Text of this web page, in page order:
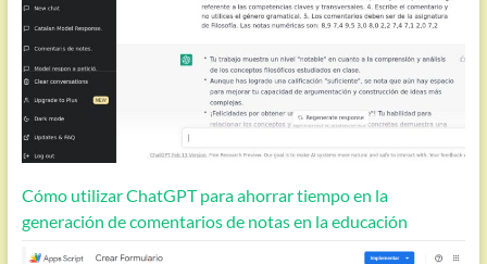
Cómo utilizar ChatGPT para ahorrar tiempo en la
generación de comentarios de notas en la educación